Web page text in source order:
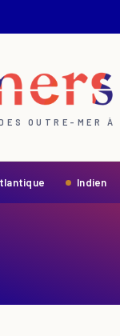
OUTRE-MER À
Indien